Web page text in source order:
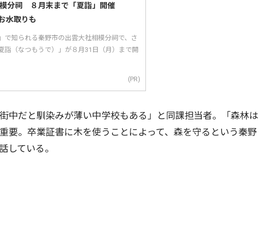
分祠 ８月末まで「夏詣」開催
水取りも
で知られる秦野市の出雲大社相模分祠で、さ
詣（なつもうで）」が８月31日（月）まで開
(PR)
中だと馴染みが薄い中学校もある」と同課担当者。「森林は
要。卒業証書に木を使うことによって、森を守るという秦野
している。